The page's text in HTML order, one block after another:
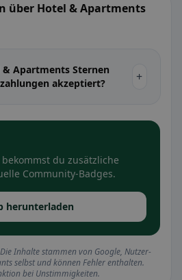
über Hotel & Apartments
Apartments Sternen
akzeptiert?
+
du zusätzliche
Community-Badges.
herunterladen
Inhalte stammen von Google, Nutzer-
selbst und können Fehler enthalten.
bei Unstimmigkeiten.